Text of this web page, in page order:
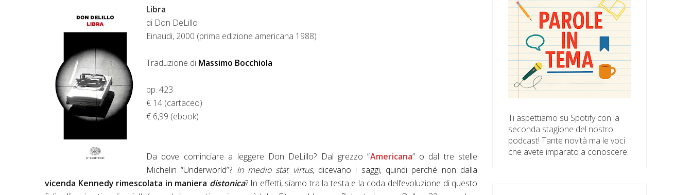
Libra
di Don DeLillo
Einaudi, 2000 (prima edizione americana 1988)
Traduzione di Massimo Bocchiola
pp. 423
€ 14 (cartaceo)
€ 6,99 (ebook)
Da dove cominciare a leggere Don DeLillo? Dal grezzo “Americana” o dal tre stelle
Michelin “Underworld”? In medio stat virtus, dicevano i saggi, quindi perché non dalla
vicenda Kennedy rimescolata in maniera distonica? In effetti, siamo tra la testa e la coda dell’evoluzione di questo
Ti aspettiamo su Spotify con la
seconda stagione del nostro
podcast! Tante novità ma le voci
che avete imparato a conoscere.